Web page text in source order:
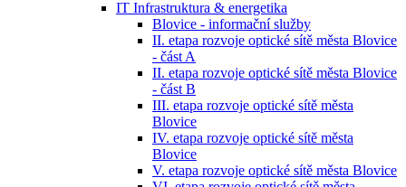
IT Infrastruktura & energetika
Blovice - informační služby
II. etapa rozvoje optické sítě města Blovice
- část A
II. etapa rozvoje optické sítě města Blovice
- část B
III. etapa rozvoje optické sítě města
Blovice
IV. etapa rozvoje optické sítě města
Blovice
V. etapa rozvoje optické sítě města Blovice